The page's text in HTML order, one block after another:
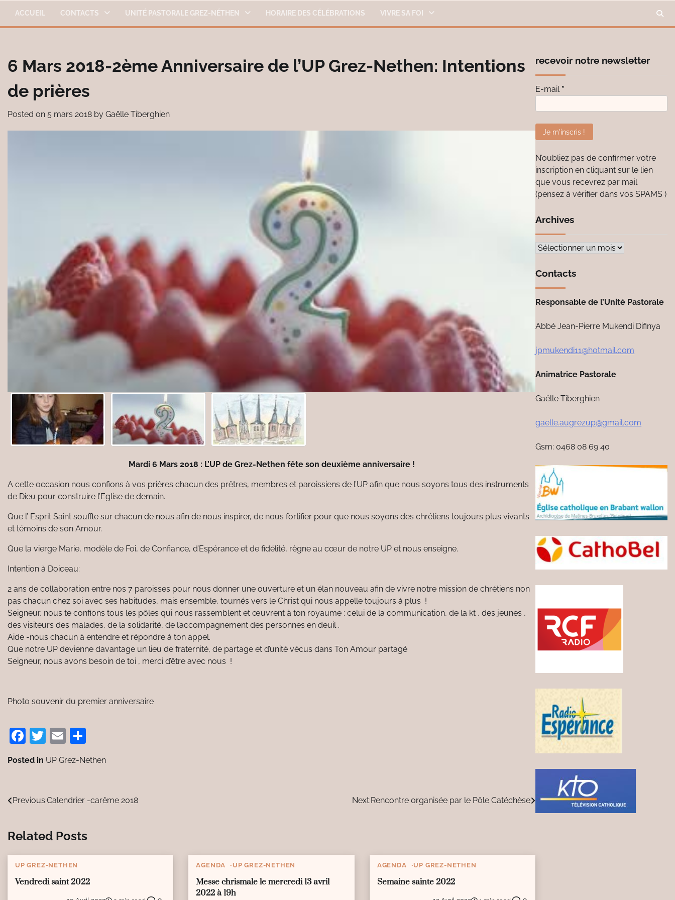
content
ACCUEIL CONTACTS UNITÉ PASTORALE GREZ-NÉTHEN HORAIRE DES CÉLÉBRATIONS VIVRE SA FOI
6 Mars 2018-2ème Anniversaire de l’UP Grez-Nethen: Intentions
de prières
Posted on 5 mars 2018 by Gaëlle Tiberghien
Mardi 6 Mars 2018 : L’UP de Grez-Nethen fête son deuxième anniversaire !
A cette occasion nous confions à vos prières chacun des prêtres, membres et paroissiens de l’UP afin que nous soyons tous des instruments
de Dieu pour construire l’Eglise de demain.
Que l’ Esprit Saint souffle sur chacun de nous afin de nous inspirer, de nous fortifier pour que nous soyons des chrétiens toujours plus vivants
et témoins de son Amour.
Que la vierge Marie, modèle de Foi, de Confiance, d’Espérance et de fidélité, règne au cœur de notre UP et nous enseigne.
Intention à Doiceau:
2 ans de collaboration entre nos 7 paroisses pour nous donner une ouverture et un élan nouveau afin de vivre notre mission de chrétiens non
pas chacun chez soi avec ses habitudes, mais ensemble, tournés vers le Christ qui nous appelle toujours à plus !
Seigneur, nous te confions tous les pôles qui nous rassemblent et œuvrent à ton royaume : celui de la communication, de la kt , des jeunes ,
des visiteurs des malades, de la solidarité, de l’accompagnement des personnes en deuil .
Aide -nous chacun à entendre et répondre à ton appel.
Que notre UP devienne davantage un lieu de fraternité, de partage et d’unité vécus dans Ton Amour partagé
Seigneur, nous avons besoin de toi , merci d’être avec nous !
Photo souvenir du premier anniversaire
Facebook
Twitter
Email
Posted in UP Grez-Nethen
Navigation
l’article
Previous:Calendrier -carême 2018 Next:Rencontre organisée par le Pôle Catéchèse
Related Posts
UP GREZ-NETHEN
Vendredi saint 2022
AGENDA UP GREZ-NETHEN
Messe chrismale le mercredi 13 avril
2022 à 19h
AGENDA UP GREZ-NETHEN
Semaine sainte 2022
recevoir notre newsletter
E-mail *
N’oubliez pas de confirmer votre
inscription en cliquant sur le lien
que vous recevrez par mail
(pensez à vérifier dans vos SPAMS )
Archives
Archives
Contacts
Responsable de l’Unité Pastorale
Abbé Jean-Pierre Mukendi Difinya
jpmukendi11@hotmail.com
Animatrice Pastorale:
Gaëlle Tiberghien
gaelle.augrezup@gmail.com
Gsm: 0468 08 69 40